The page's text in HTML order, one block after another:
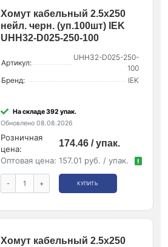
Хомут кабельный 2.5х250
нейл. черн. (уп.100шт) IEK
UHH32-D025-250-100
Артикул:
UHH32-D025-250-
100
Бренд:
IEK
На складе 392 упак.
Обновлено 08.08.2026
Розничная
цена:
174.46 / упак.
Оптовая цена: 157.01 руб. / упак. !
- + КУПИТЬ
Хомут кабельный 2.5х250